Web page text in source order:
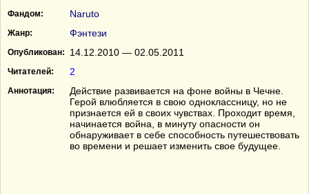
Фандом:
Naruto
Жанр: Фэнтези
Опубликован: 14.12.2010 — 02.05.2011
Читателей: 2
Аннотация:
Действие развивается на фоне войны в Чечне.
Герой влюбляется в свою одноклассницу, но не
признается ей в своих чувствах. Проходит время,
начинается война, в минуту опасности он
обнаруживает в себе способность путешествовать
во времени и решает изменить свое будущее.